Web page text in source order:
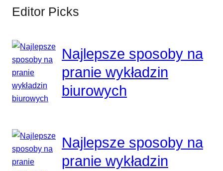
Editor Picks
Najlepsze sposoby na
pranie wykładzin
biurowych
Najlepsze sposoby na
pranie wykładzin